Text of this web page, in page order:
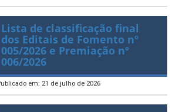
Lista de classificação final
dos Editais de Fomento nº
005/2026 e Premiação nº
006/2026